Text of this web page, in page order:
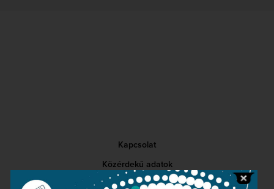
Kapcsolat
Közérdekű adatok
Sajtószoba